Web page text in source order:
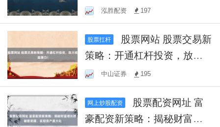
资金，把握市场脉动，实现
快速盈利
泓胜配资 197
股票扛杆
策略：开通杠杆投资，放大
收益潜力！
中山证券 195
网上炒股配资
豪配资新策略：揭秘财富增